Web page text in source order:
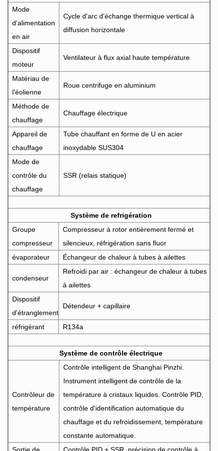
Mode
d'alimentation
en air
Cycle d'arc d'échange thermique vertical à
diffusion horizontale
Dispositif
moteur
Ventilateur à flux axial haute température
Matériau de
l'éolienne
Roue centrifuge en aluminium
Méthode de
chauffage
Chauffage électrique
Appareil de
chauffage
Tube chauffant en forme de U en acier
inoxydable SUS304
Mode de
contrôle du
chauffage
SSR (relais statique)
Système de refrigération
Groupe
compresseur
Compresseur à rotor entièrement fermé et
silencieux, réfrigération sans fluor
évaporateur
Échangeur de chaleur à tubes à ailettes
condenseur
Refroidi par air : échangeur de chaleur à tubes
à ailettes
Dispositif
d'étranglement
Détendeur + capillaire
réfrigérant R134a
Système de contrôle électrique
Contrôleur de
température
Contrôle intelligent de Shanghai Pinzhi.
Instrument intelligent de contrôle de la
température à cristaux liquides. Contrôle PID,
contrôle d'identification automatique du
chauffage et du refroidissement, température
constante automatique.